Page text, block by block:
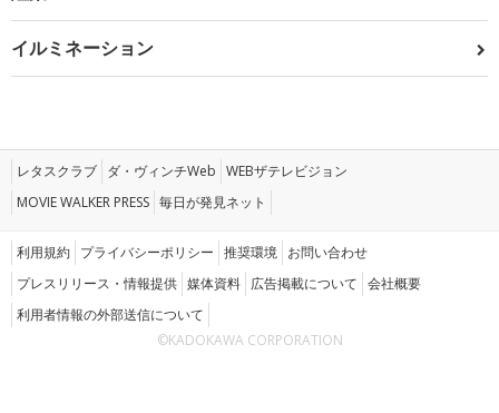
イルミネーション
レタスクラブ ダ・ヴィンチWeb WEBザテレビジョン
MOVIE WALKER PRESS 毎日が発見ネット
利用規約 プライバシーポリシー 推奨環境 お問い合わせ
プレスリリース・情報提供 媒体資料 広告掲載について 会社概要
利用者情報の外部送信について
©KADOKAWA CORPORATION